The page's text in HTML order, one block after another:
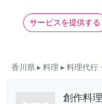
サービスを提供する
香川県 ▸ 料理 ▸ 料理代行
創作料